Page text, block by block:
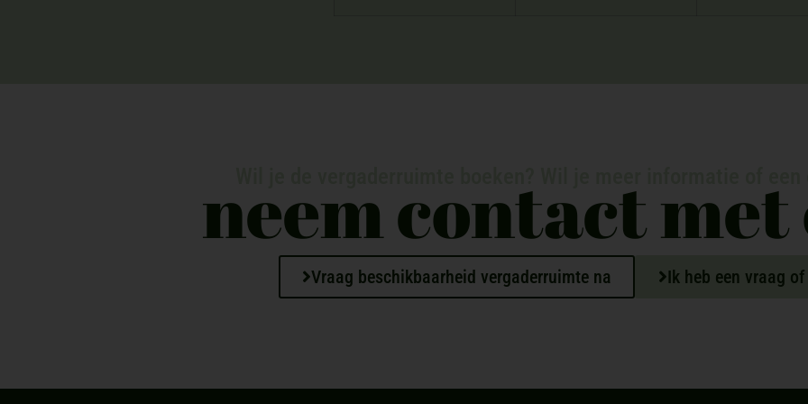
neem contact met
Vraag beschikbaarheid vergaderruimte na Ik heb een vraag